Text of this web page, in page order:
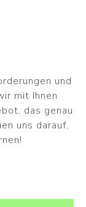
und
mit Ihnen
das genau
uns darauf,